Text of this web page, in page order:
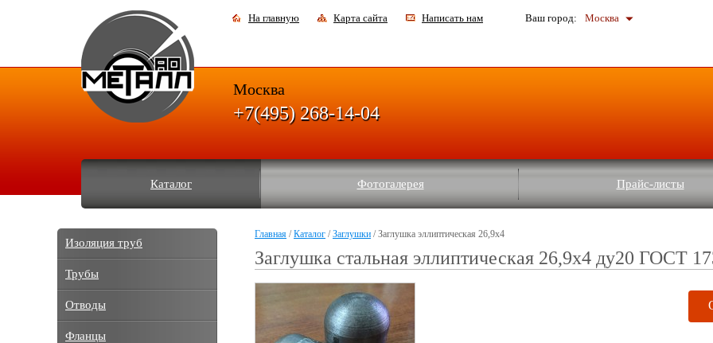
На главную Карта сайта Написать нам Ваш город: Москва
Каталог Фотогалерея Прайс-листы
Москва
+7(495) 268-14-04
Главная /Каталог /Заглушки / Заглушка эллиптическая 26,9х4
Заглушка стальная эллиптическая 26,9х4 ду20 ГОСТ
Изоляция труб
Трубы
Отводы
Фланцы